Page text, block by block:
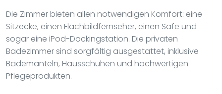
Die Zimmer bieten allen notwendigen Komfort: eine
Sitzecke, einen Flachbildfernseher, einen Safe und
sogar eine iPod-Dockingstation. Die privaten
Badezimmer sind sorgfältig ausgestattet, inklusive
Bademänteln, Hausschuhen und hochwertigen
Pflegeprodukten.